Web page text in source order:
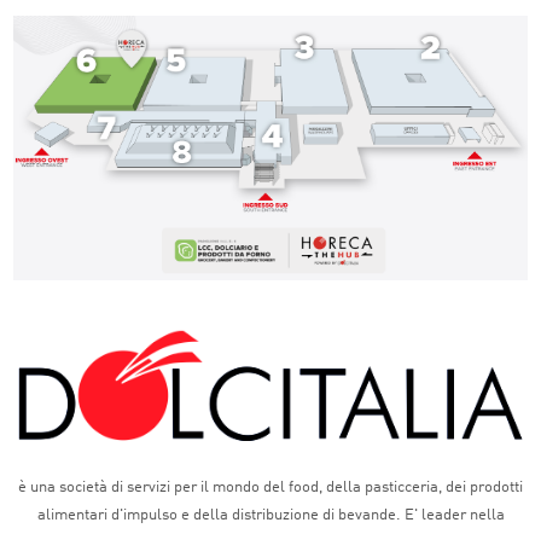
è una società di servizi per il mondo del food, della pasticceria, dei prodotti
alimentari d'impulso e della distribuzione di bevande. E' leader nella